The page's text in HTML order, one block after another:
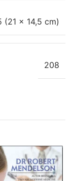
(21 x 14,5 cm)
208